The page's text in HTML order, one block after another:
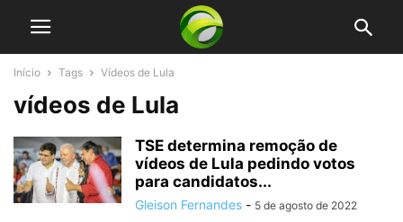
Início Tags Vídeos de Lula
vídeos de Lula
TSE determina remoção de
vídeos de Lula pedindo votos
para candidatos...
Gleison Fernandes - 5 de agosto de 2022